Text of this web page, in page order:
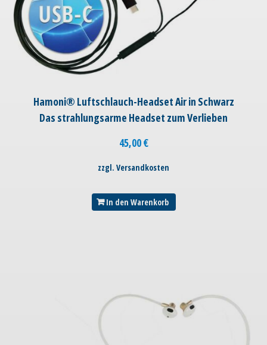
Hamoni® Luftschlauch-Headset Air in Schwarz
Das strahlungsarme Headset zum Verlieben
45,00€
zzgl. Versandkosten
In den Warenkorb